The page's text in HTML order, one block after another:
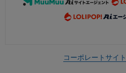
コーポレートサイト